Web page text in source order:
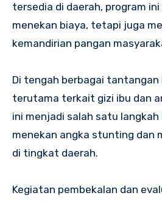
tersedia di daerah, program
menekan biaya, tetapi juga
kemandirian pangan
Di tengah berbagai tantangan
terutama terkait gizi ibu dan
ini menjadi salah satu
menekan angka stunting dan
di tingkat daerah.
Kegiatan pembekalan dan